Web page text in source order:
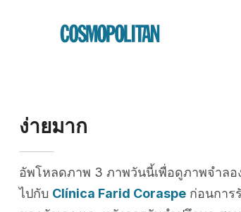
ง่ายมาก
อัพโหลดภาพ 3 ภาพวันนี้เพื่อดูภาพจำลอ
ไปกับ Clínica Farid Coraspe ก่อนการ